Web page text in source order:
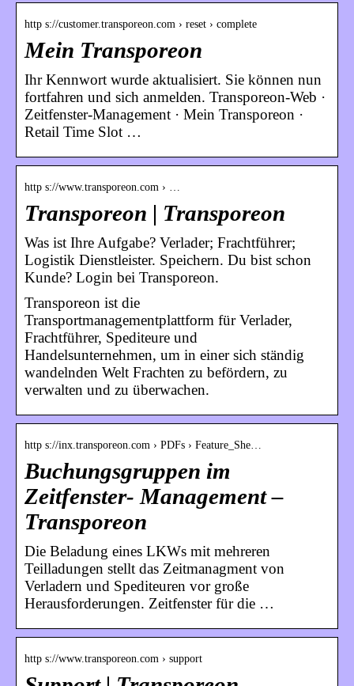
http s://customer.transporeon.com › reset › complete
Mein Transporeon
Ihr Kennwort wurde aktualisiert. Sie können nun
fortfahren und sich anmelden. Transporeon-Web ·
Zeitfenster-Management · Mein Transporeon ·
Retail Time Slot …
http s://www.transporeon.com › …
Transporeon | Transporeon
Was ist Ihre Aufgabe? Verlader; Frachtführer;
Logistik Dienstleister. Speichern. Du bist schon
Kunde? Login bei Transporeon.
Transporeon ist die
Transportmanagementplattform für Verlader,
Frachtführer, Spediteure und
Handelsunternehmen, um in einer sich ständig
wandelnden Welt Frachten zu befördern, zu
verwalten und zu überwachen.
http s://inx.transporeon.com › PDFs › Feature_She…
Buchungsgruppen im
Zeitfenster- Management –
Transporeon
Die Beladung eines LKWs mit mehreren
Teilladungen stellt das Zeitmanagment von
Verladern und Spediteuren vor große
Herausforderungen. Zeitfenster für die …
http s://www.transporeon.com › support